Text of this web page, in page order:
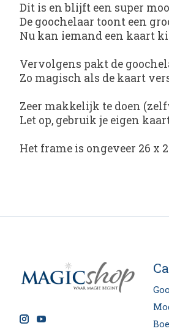
Dit is en blijft een super
De goochelaar toont een
Nu kan iemand een kaart
Vervolgens pakt de
Zo magisch als de kaart
Zeer makkelijk te doen
Let op, gebruik je eigen
Het frame is ongeveer 26 x